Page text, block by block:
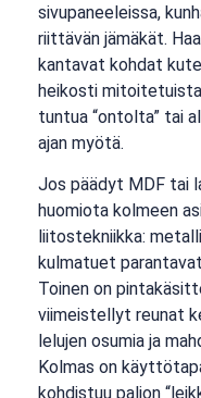
sivupaneeleissa,
riittävän jämäkät.
kantavat kohdat
heikosti
tuntua “ontolta” tai
ajan myötä.
Jos päädyt MDF tai
huomiota kolmeen
liitostekniikka:
kulmatuet
Toinen on
viimeistellyt reunat
lelujen osumia ja
Kolmas on
kohdistuu paljon